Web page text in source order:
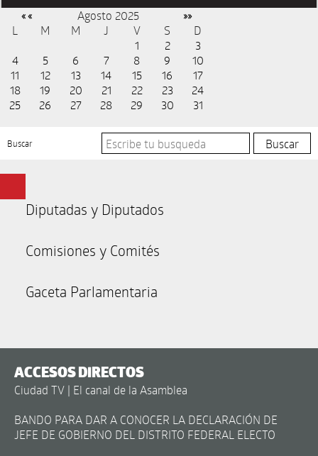
« « Agosto 2025 »»
L M M J V S
D
1
2
3
4
5 6 7 8 9
10
11
12 13 14 15 16
17
18
19 20 21 22 23
24
25
26 27 28 29 30 31
Buscar
Diputadas y Diputados
Comisiones y Comités
Gaceta Parlamentaria
ACCESOS DIRECTOS
Ciudad TV | El canal de la Asamblea
BANDO PARA DAR A CONOCER LA DECLARACIÓN DE
JEFE DE GOBIERNO DEL DISTRITO FEDERAL ELECTO